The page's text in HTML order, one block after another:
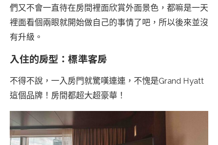
們又不會一直待在房間裡面欣賞外面景色，都嘛是一天
裡面看個兩眼就開始做自己的事情了吧，所以後來並沒
有升級。
入住的房型：標準客房
不得不說，一入房門就驚嘆連連，不愧是Grand Hyatt
這個品牌！房間都超大超豪華！